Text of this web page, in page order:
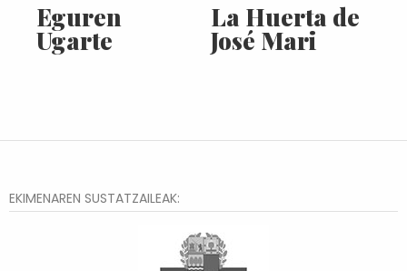
Eguren
Ugarte
La Huerta de
José Mari
EKIMENAREN SUSTATZAILEAK: